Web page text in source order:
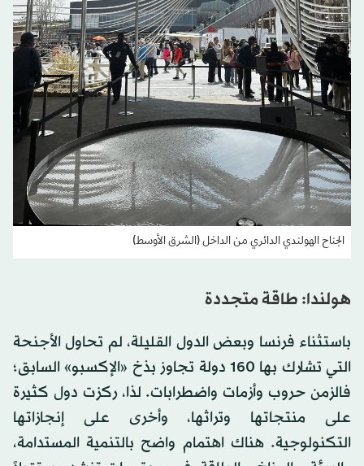
الجناح الهولندي الدائري من الداخل (الشرق الأوسط)
هولندا: طاقة متجددة
باستثناء فرنسا وبعض الدول القليلة، لم تحاول الأجنحة
التي تشارك بها 160 دولة تجاوز بذخ «الإكسبو» السابق؛
فالزمن حروب وأزمات واضطرابات. لذا، ركزت دول كثيرة
على منتجاتها وتراثها، وأخرى على إنجازاتها
التكنولوجية. هناك اهتمام واضح بالتنمية المستدامة،